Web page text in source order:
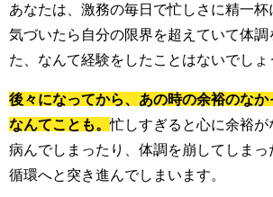
あなたは、激務の毎日で忙しさに精一杯
気づいたら自分の限界を超えていて体調
た、なんて経験をしたことはないでしょ
後々になってから、あの時の余裕のなか
なんてことも。忙しすぎると心に余裕が
病んでしまったり、体調を崩してしまっ
循環へと突き進んでしまいます。